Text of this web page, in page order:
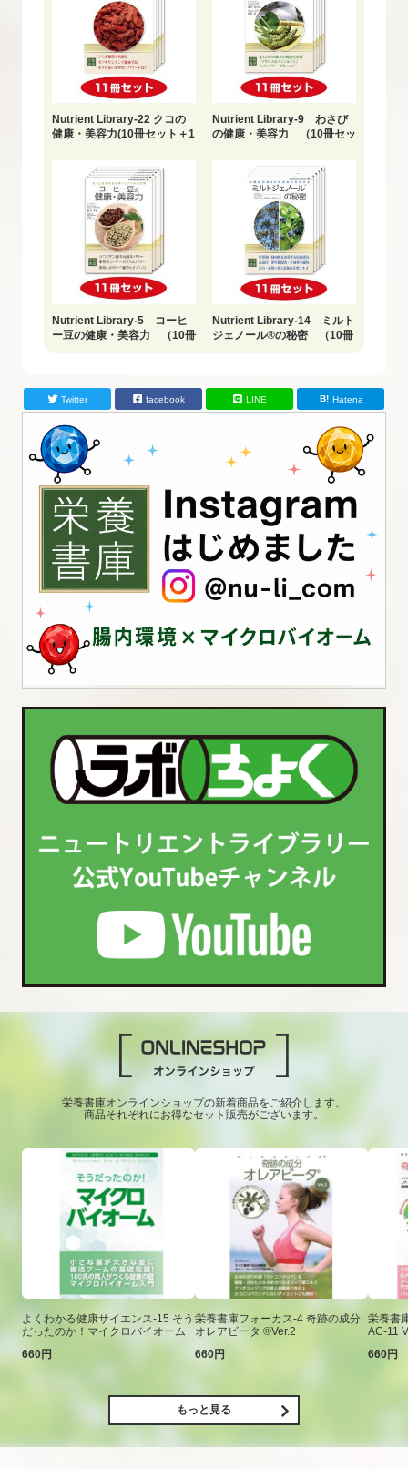
Nutrient Library-22 クコの
健康・美容力(10冊セット＋1
Nutrient Library-9 わさび
の健康・美容力 （10冊セッ
Nutrient Library-5 コーヒ
ー豆の健康・美容力 （10冊
Nutrient Library-14 ミルト
ジェノール®の秘密 （10冊
Twitter facebook LINE Hatena
栄養書庫オンラインショップの新着商品をご紹介します。
商品それぞれにお得なセット販売がございます。
よくわかる健康サイエンス-15 そう
だったのか！マイクロバイオーム
660円
栄養書庫フォーカス-4 奇跡の成分
オレアビータ ®Ver.2
660円
栄養書
AC-11
660円
もっと見る